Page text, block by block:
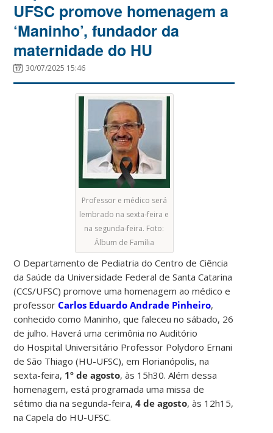
UFSC promove homenagem a
‘Maninho’, fundador da
maternidade do HU
30/07/2025 15:46
Professor e médico será
lembrado na sexta-feira e
na segunda-feira. Foto:
Álbum de Família
O Departamento de Pediatria do Centro de Ciência
da Saúde da Universidade Federal de Santa Catarina
(CCS/UFSC) promove uma homenagem ao médico e
professorCarlos Eduardo Andrade Pinheiro,
conhecido como Maninho, que faleceu no sábado, 26
de julho. Haverá uma cerimônia no Auditório
do Hospital Universitário Professor Polydoro Ernani
de São Thiago (HU-UFSC), em Florianópolis, na
sexta-feira, 1º de agosto, às 15h30. Além dessa
homenagem, está programada uma missa de
sétimo dia na segunda-feira,4 de agosto, às 12h15,
na Capela do HU-UFSC.